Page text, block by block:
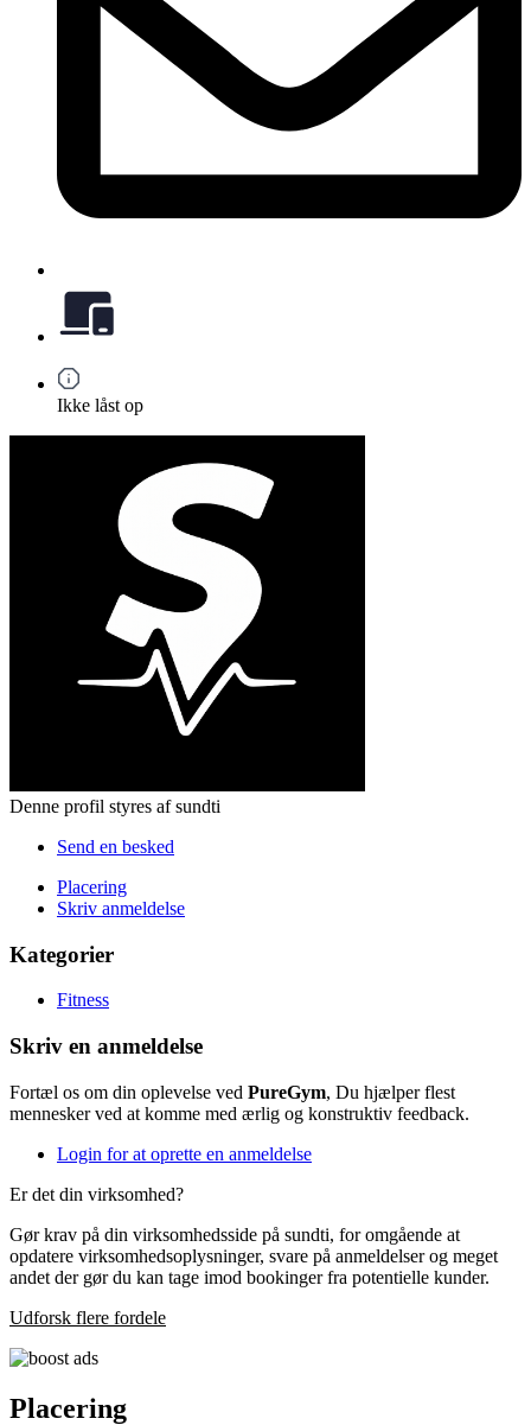
Ikke låst op
Denne profil styres af sundti
Send en besked
Placering
Skriv anmeldelse
Kategorier
Fitness
Skriv en anmeldelse
Fortæl os om din oplevelse ved PureGym, Du hjælper flest
mennesker ved at komme med ærlig og konstruktiv feedback.
Login for at oprette en anmeldelse
Er det din virksomhed?
Gør krav på din virksomhedsside på sundti, for omgående at
opdatere virksomhedsoplysninger, svare på anmeldelser og meget
andet der gør du kan tage imod bookinger fra potentielle kunder.
Udforsk flere fordele
Placering